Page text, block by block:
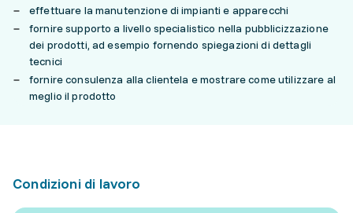
effettuare la manutenzione di impianti e apparecchi
fornire supporto a livello specialistico nella pubblicizzazione
dei prodotti, ad esempio fornendo spiegazioni di dettagli
tecnici
fornire consulenza alla clientela e mostrare come utilizzare al
meglio il prodotto
Condizioni di lavoro